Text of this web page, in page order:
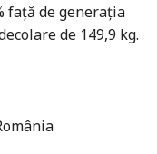
față de generația
de 149,9 kg.